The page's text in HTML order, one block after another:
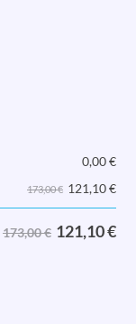
0,00€
173,00 € 121,10€
173,00 € 121,10€